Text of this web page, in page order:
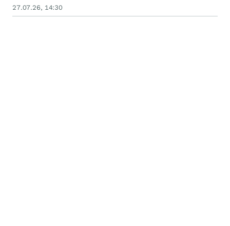
27.07.26, 14:30